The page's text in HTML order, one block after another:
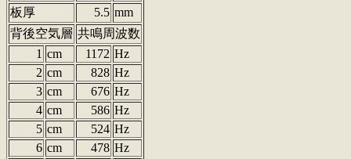
板厚
5.5 mm
背後空気層 共鳴周波数
1 cm 1172 Hz
2 cm 828 Hz
3 cm 676 Hz
4 cm 586 Hz
5 cm 524 Hz
6 cm 478 Hz